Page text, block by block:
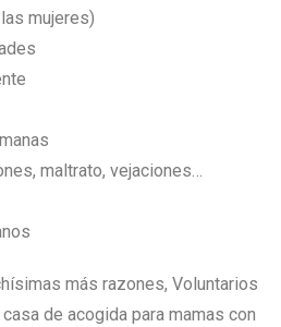
mujeres)
maltrato, vejaciones…
más razones, Voluntarios
de acogida para mamas con